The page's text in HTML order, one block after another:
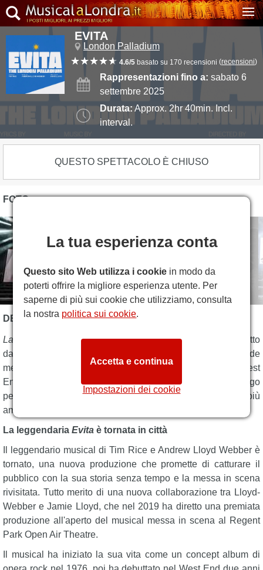
EVITA
London Palladium
4.6/5 basato su 170 recensioni (recensioni)
Rappresentazioni fino a: sabato 6
settembre 2025
Durata:Approx. 2hr 40min. Incl.
interval.
QUESTO SPETTACOLO È CHIUSO
FOTO
DESCRIZIONE EVITA
La verità è che non ti ho mai lasciato... e lei non l'ha mai fatto
davvero. Bentornati a
, i cui testi iconici e le splendide
melodie dello spettacolo delizieranno il pubblico del West
End per il 2025. Dirigetevi al London Palladium, il luogo
perfetto per una serie di 12 settimane di uno dei musical più
amati di Lloyd Webber e Rice di tutti i tempi.
La leggendaria Evita è tornata in città
Il leggendario musical di Tim Rice e Andrew Lloyd Webber è
tornato, una nuova produzione che promette di catturare il
pubblico con la sua storia senza tempo e la messa in scena
rivisitata. Tutto merito di una nuova collaborazione tra Lloyd-
Webber e Jamie Lloyd, che nel 2019 ha diretto una premiata
produzione all'aperto del musical messa in scena al Regent
Park Open Air Theatre.
Il musical ha iniziato la sua vita come un concept album di
La tua esperienza conta
Questo sito Web utilizza i cookie in modo da
poterti offrire la migliore esperienza utente. Per
saperne di più sui cookie che utilizziamo, consulta
la nostra politica sui cookie.
Impostazioni dei cookie
Accetta e continua